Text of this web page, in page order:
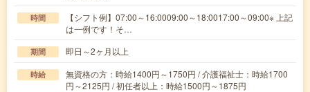
時間
【シフト例】07:00～16:0009:00～18:0017:00～09:00※ 上記
は一例です！そ…
期間 即日～2ヶ月以上
時給
無資格の方：時給1400円～1750円 / 介護福祉士：時給1700
円～2125円 / 初任者以上：時給1500円～1875円